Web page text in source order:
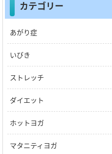
カテゴリー
あがり症
いびき
ストレッチ
ダイエット
ホットヨガ
マタニティヨガ